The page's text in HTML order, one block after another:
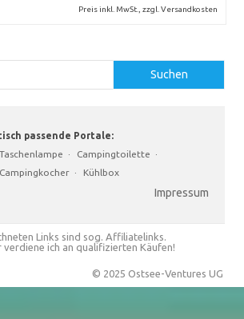
Preis inkl. MwSt., zzgl. Versandkosten
Suchen
passende Portale:
Taschenlampe · Campingtoilette ·
Campingkocher · Kühlbox
Impressum
Links sind sog. Affiliatelinks.
ich an qualifizierten Käufen!
© 2025 Ostsee-Ventures UG